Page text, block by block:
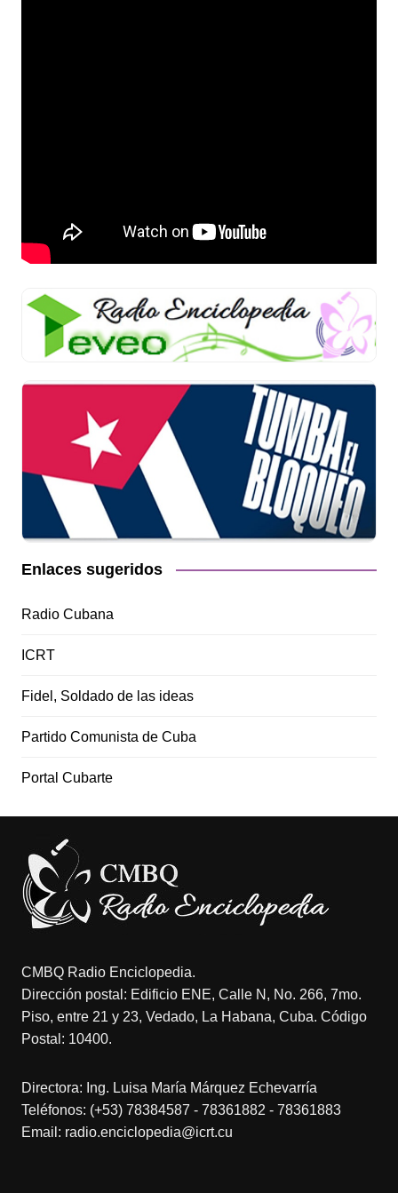
Enlaces sugeridos
Radio Cubana
ICRT
Fidel, Soldado de las ideas
Partido Comunista de Cuba
Portal Cubarte
CMBQ Radio Enciclopedia.
Dirección postal: Edificio ENE, Calle N, No. 266, 7mo.
Piso, entre 21 y 23, Vedado, La Habana, Cuba. Código
Postal: 10400.
Directora: Ing. Luisa María Márquez Echevarría
Teléfonos: (+53) 78384587 - 78361882 - 78361883
Email: radio.enciclopedia@icrt.cu